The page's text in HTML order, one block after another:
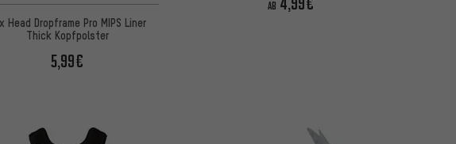
Head Dropframe Pro MIPS Liner
Thick Kopfpolster
5,99€
AB